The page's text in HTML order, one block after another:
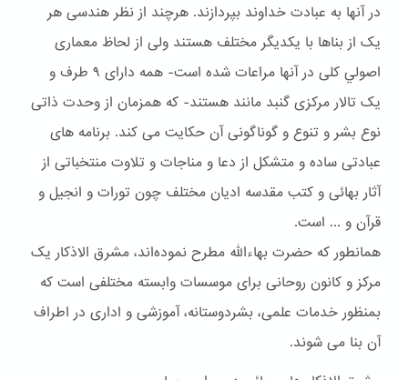
در آنها به عبادت خداوند بپردازند. هرچند از نظر هندسی هر
یک از بناها با یکدیگر مختلف هستند ولی از لحاظ معماری
اصولي کلی در آنها مراعات شده است- همه دارای ۹ طرف و
یک تالار مرکزی گنبد مانند هستند- که همزمان از وحدت ذاتی
نوع بشر و تنوع و گوناگونی آن حکایت می کند. برنامه های
عبادتی ساده و متشکل از دعا و مناجات و تلاوت منتخباتی از
آثار بهائی و کتب مقدسه ادیان مختلف چون تورات و انجیل و
قرآن و ... است.
همانطور که حضرت بهاءالله مطرح نموده‌اند، مشرق الاذکار یک
مرکز و کانون روحانی برای موسسات وابسته مختلفی است که
بمنظور خدمات علمی، بشردوستانه، آموزشی و اداری در اطراف
آن بنا می شوند.